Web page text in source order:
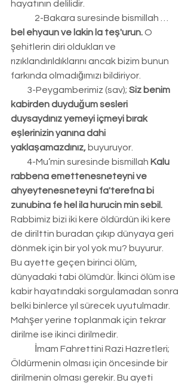
hayatının delilidir.
	2-Bakara suresinde bismillah …
bel ehyaun ve lakin la teş'urun. O
şehitlerin diri oldukları ve
rızıklandırıldıklarını ancak bizim bunun
farkında olmadığımızı bildiriyor.
3-Peygamberimiz (sav); Siz benim
kabirden duyduğum sesleri
duysaydınız yemeyi içmeyi bırak
eşlerinizin yanına dahi
yaklaşamazdınız, buyuruyor.
4-Mu’min suresinde bismillah Kalu
rabbena emettenesneteyni ve
ahyeytenesneteyni fa'terefna bi
zunubina fe hel ila hurucin min sebil.
Rabbimiz bizi iki kere öldürdün iki kere
de dirilttin buradan çıkıp dünyaya geri
dönmek için bir yol yok mu? buyurur.
Bu ayette geçen birinci ölüm,
dünyadaki tabi ölümdür. İkinci ölüm ise
kabir hayatındaki sorgulamadan sonra
belki binlerce yıl sürecek uyutulmadır.
Mahşer yerine toplanmak için tekrar
dirilme ise ikinci dirilmedir.
Öldürmenin olması için öncesinde bir
dirilmenin olması gerekir. Bu ayeti